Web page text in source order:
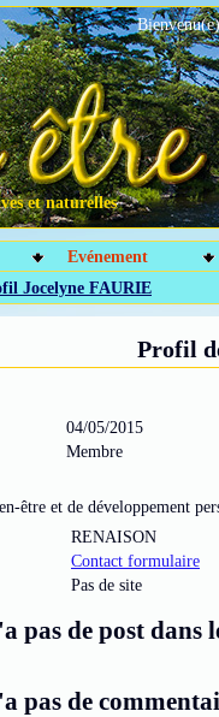
et naturelles
Evénement
Jocelyne FAURIE
Profil
04/05/2015
Membre
être et de développement
RENAISON
Contact formulaire
Pas de site
pas de post dans
pas de